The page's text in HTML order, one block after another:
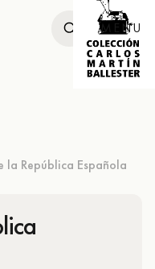
MENU
la República Española